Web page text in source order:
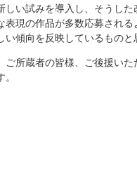
い試みを導入し、そうした
現の作品が多数応募される
傾向を反映しているものと
所蔵者の皆様、ご後援いた